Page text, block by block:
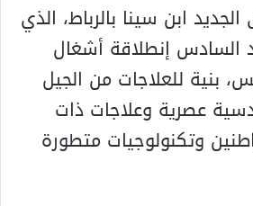
ابن سينا بالرباط، الذي
إنطلاقة أشغال
بنية للعلاجات من الجيل
عصرية وعلاجات ذات
وتكنولوجيات متطورة